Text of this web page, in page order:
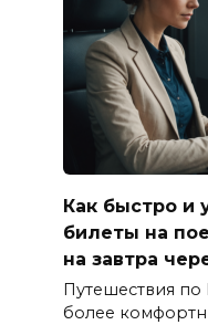
Как быстро и
билеты на
на завтра
Путешествия по
более